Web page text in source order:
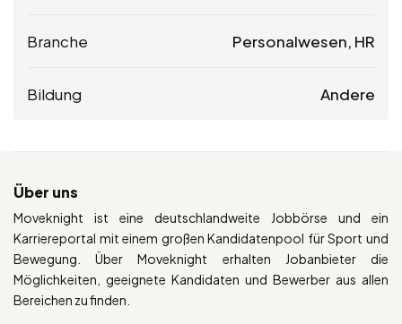
Branche Personalwesen, HR
Bildung Andere
Über uns
Moveknight ist eine deutschlandweite Jobbörse und ein
Karriereportal mit einem großen Kandidatenpool für Sport und
Bewegung. Über Moveknight erhalten Jobanbieter die
Möglichkeiten, geeignete Kandidaten und Bewerber aus allen
Bereichen zu finden.